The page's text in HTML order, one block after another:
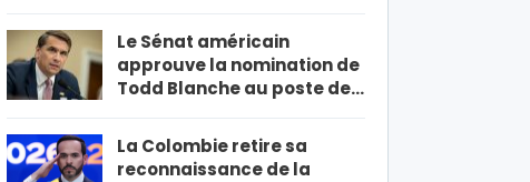
Le Sénat américain
approuve la nomination de
Todd Blanche au poste de…
La Colombie retire sa
reconnaissance de la